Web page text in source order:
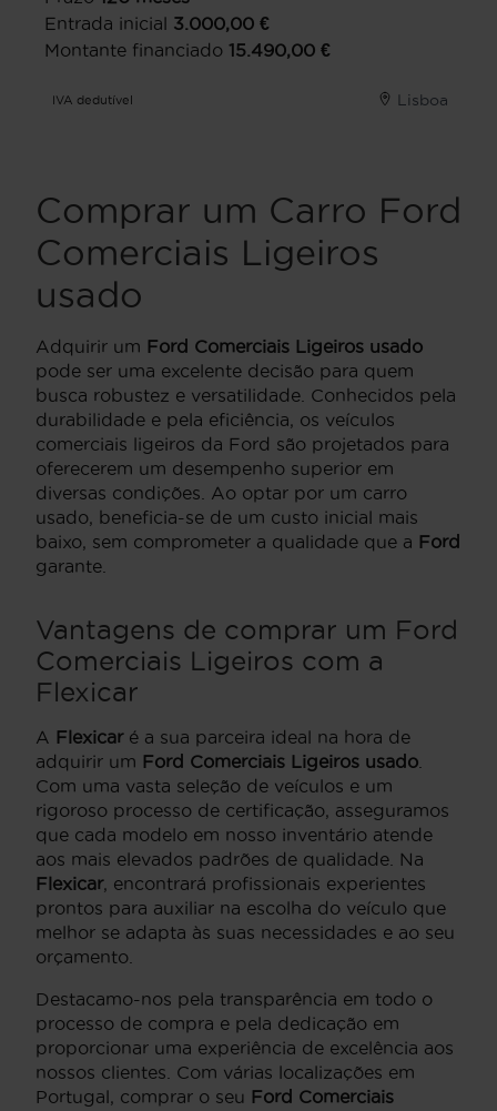
Entrada inicial
3.000,00 €
Montante financiado 15.490,00 €
IVA dedutível Lisboa
Comprar um Carro Ford
Comerciais Ligeiros
usado
Adquirir um Ford Comerciais Ligeiros usado
pode ser uma excelente decisão para quem
busca robustez e versatilidade. Conhecidos pela
durabilidade e pela eficiência, os veículos
comerciais ligeiros da Ford são projetados para
oferecerem um desempenho superior em
diversas condições. Ao optar por um carro
usado, beneficia-se de um custo inicial mais
baixo, sem comprometer a qualidade que a Ford
garante.
Vantagens de comprar um Ford
Comerciais Ligeiros com a
Flexicar
A Flexicaré a sua parceira ideal na hora de
adquirir um Ford Comerciais Ligeiros usado
Com uma vasta seleção de veículos e um
rigoroso processo de certificação, asseguramos
que cada modelo em nosso inventário atende
aos mais elevados padrões de qualidade. Na
Flexicar, encontrará profissionais experientes
prontos para auxiliar na escolha do veículo que
melhor se adapta às suas necessidades e ao seu
orçamento.
Destacamo-nos pela transparência em todo o
processo de compra e pela dedicação em
proporcionar uma experiência de excelência aos
nossos clientes. Com várias localizações em
Portugal, comprar o seu Ford Comerciais